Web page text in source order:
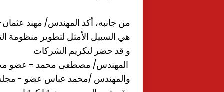
من جانبه، أكد المهندس/ مهند
هي السبيل الأمثل لتطوير منظومة
و قد حضر لتكريم الشركات
المهندس/ مصطفى محمد - عضو
والمهندس /محمد عباس عضو -